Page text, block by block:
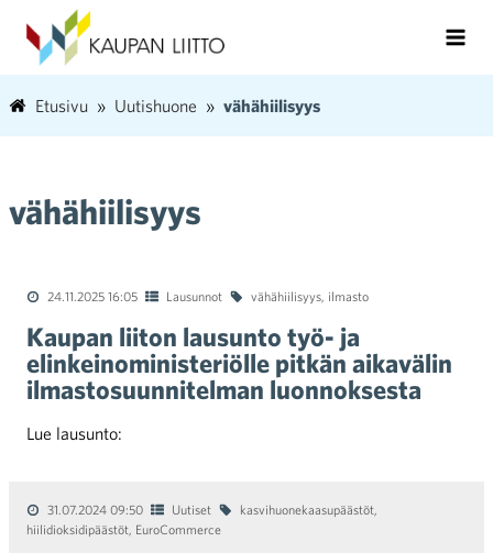
Etusivu Uutishuone vähähiilisyys
vähähiilisyys
24.11.2025 16:05 Lausunnot vähähiilisyys, ilmasto
Kaupan liiton lausunto työ- ja
elinkeinoministeriölle pitkän aikavälin
ilmastosuunnitelman luonnoksesta
Lue lausunto:
31.07.2024 09:50 Uutiset kasvihuonekaasupäästöt,
hiilidioksidipäästöt, EuroCommerce